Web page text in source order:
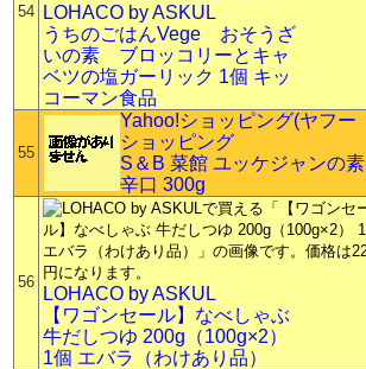
54
LOHACO by ASKUL
うちのごはんVege おそうざ
いの素 ブロッコリーとキャ
ベツの塩ガーリック 1個 キッ
コーマン食品
55
Yahoo!ショッピング(ヤフー
ショッピング
S＆B 菜館 ユッケジャンの素
辛口 300g
56
LOHACO by ASKUL
【ワゴンセール】なべしゃぶ
牛だしつゆ 200g（100g×2）
1個 エバラ（わけあり品）